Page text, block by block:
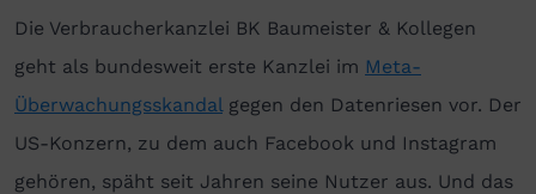
Die Verbraucherkanzlei BK Baumeister & Kollegen
geht als bundesweit erste Kanzlei im Meta-
Überwachungsskandalgegen den Datenriesen vor. Der
US-Konzern, zu dem auch Facebook und Instagram
gehören, späht seit Jahren seine Nutzer aus. Und das